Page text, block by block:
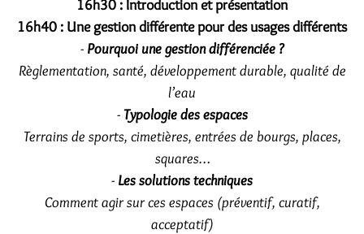
16h30 : Introduction et présentation
16h40 : Une gestion différente pour des usages différents
- Pourquoi une gestion différenciée ?
Règlementation, santé, développement durable, qualité de
l’eau
-Typologie des espaces
Terrains de sports, cimetières, entrées de bourgs, places,
squares…
- Les solutions techniques
Comment agir sur ces espaces (préventif, curatif,
acceptatif)